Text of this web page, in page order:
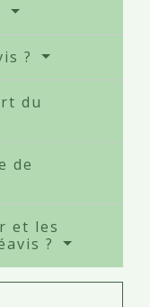
?
du
de
et les
?